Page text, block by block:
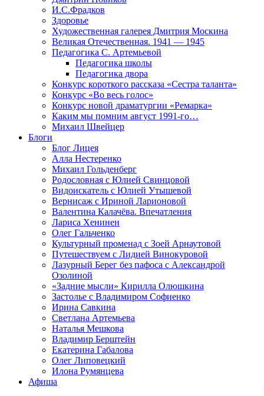
И.С.Фрадков
Здоровье
Художественная галерея Дмитрия Москина
Великая Отечественная. 1941 — 1945
Педагогика С. Артемьевой
Педагогика школы
Педагогика двора
Конкурс короткого рассказа «Сестра таланта»
Конкурс «Во весь голос»
Конкурс новой драматургии «Ремарка»
Каким мы помним август 1991-го…
Михаил Швейцер
Блоги
Блог Лицея
Алла Нестеренко
Михаил Гольденберг
Родословная с Юлией Свинцовой
Видоискатель с Юлией Утышевой
Вернисаж с Ириной Ларионовой
Валентина Калачёва. Впечатления
Лариса Хенинен
Олег Гальченко
Культурный променад с Зоей Арнаутовой
Путешествуем с Лидией Винокуровой
Лазурный Берег без пафоса с Александрой
Озолиной
«Задние мысли» Кирилла Олюшкина
Застолье с Владимиром Софиенко
Ирина Савкина
Светлана Артемьева
Наталья Мешкова
Владимир Берштейн
Екатерина Габалова
Олег Липовецкий
Илона Румянцева
Афиша